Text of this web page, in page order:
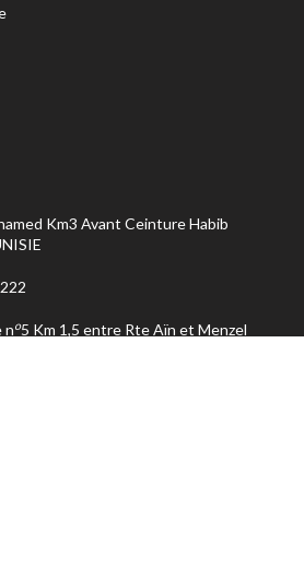
Km3 Avant Ceinture Habib
no5 Km 1,5 entre Rte Aïn et Menzel